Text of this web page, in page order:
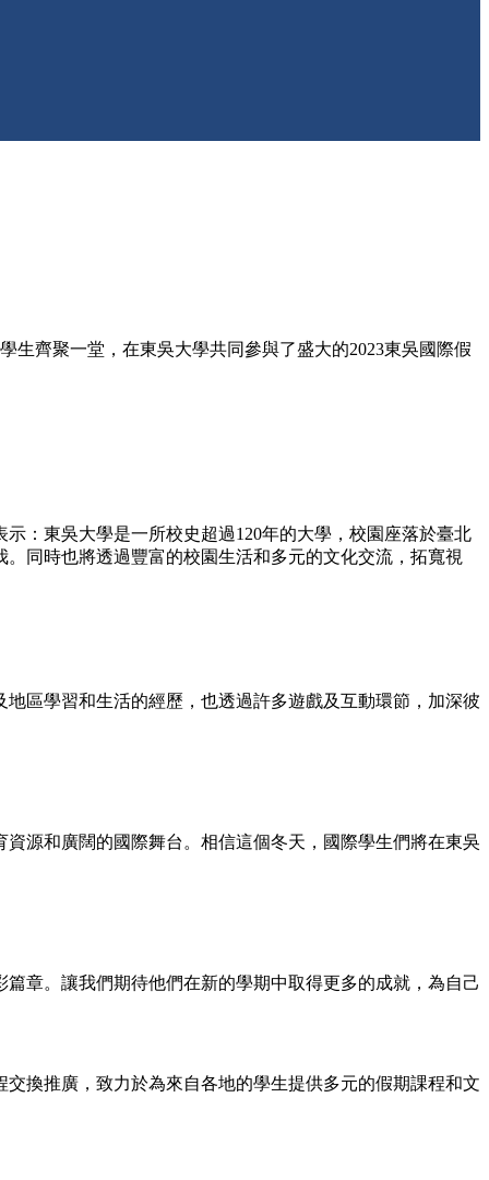
學生齊聚一堂，在東吳大學共同參與了盛大的2023東吳國際假
： 東吳大學是一所校史超過120年的大學，校園座落於臺北
。 同時也將透過豐富的校園生活和多元的文化交流，拓寬視
地區學習和生活的經歷，也透過許多遊戲及互動環節 ， 加深彼
源和廣闊的國際舞台。相信這個冬天， 國際學生們將在東吳
章。讓我們期待他們在新的學期中取得更多的成就，為自己
交換推廣，致力於為來自各地的學生提供多元的假期課程和文